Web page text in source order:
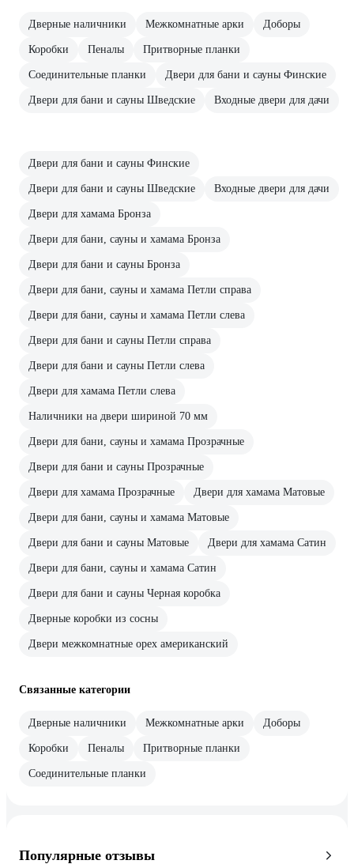
Дверные наличники Межкомнатные арки Доборы
Коробки Пеналы Притворные планки
Соединительные планки Двери для бани и сауны Финские
Двери для бани и сауны Шведские Входные двери для дачи
Двери для бани и сауны Финские
Двери для бани и сауны Шведские Входные двери для дачи
Двери для хамама Бронза
Двери для бани, сауны и хамама Бронза
Двери для бани и сауны Бронза
Двери для бани, сауны и хамама Петли справа
Двери для бани, сауны и хамама Петли слева
Двери для бани и сауны Петли справа
Двери для бани и сауны Петли слева
Двери для хамама Петли слева
Наличники на двери шириной 70 мм
Двери для бани, сауны и хамама Прозрачные
Двери для бани и сауны Прозрачные
Двери для хамама Прозрачные Двери для хамама Матовые
Двери для бани, сауны и хамама Матовые
Двери для бани и сауны Матовые Двери для хамама Сатин
Двери для бани, сауны и хамама Сатин
Двери для бани и сауны Черная коробка
Дверные коробки из сосны
Двери межкомнатные орех американский
Связанные категории
Дверные наличники Межкомнатные арки Доборы
Коробки Пеналы Притворные планки
Соединительные планки
Популярные отзывы